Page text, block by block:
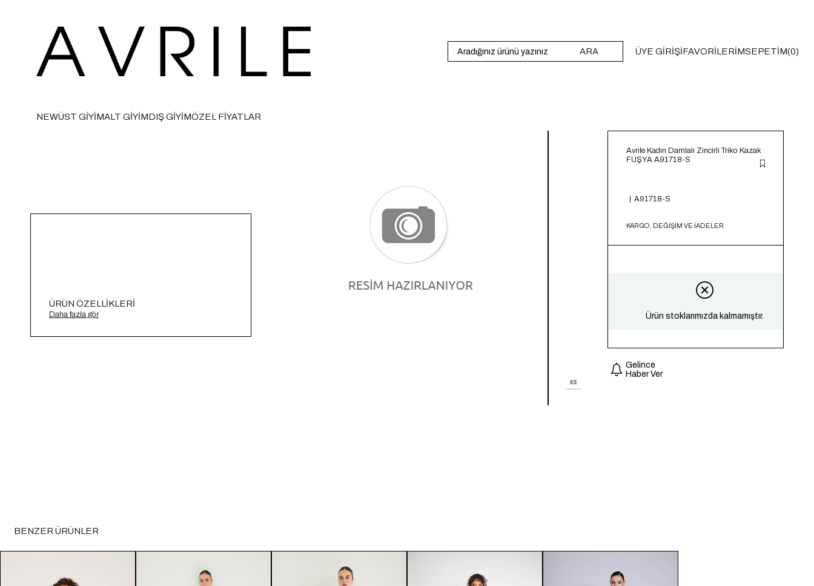
ARA ÜYE GIRIŞIFAVORILERIMSEPETIM 0
NEWÜST GİYİMALT GİYİMDIŞ GİYİMÖZEL FİYATLAR
ÜRÜN ÖZELLIKLERI
Damlalı Zincirli Triko Kazak A91718-S
Daha fazla gör
Avrile Kadın Damlalı Zincirli Triko Kazak
FUŞYA A91718-S
A91718-S
KARGO, DEĞİŞİM VE İADELER
Ürün stoklarımızda kalmamıştır.
Gelince
Haber Ver
BENZER ÜRÜNLER